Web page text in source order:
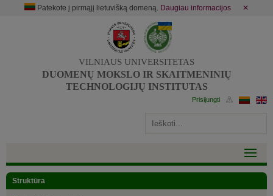
Patekote į pirmąjį lietuvišką domeną. Daugiau informacijos ✕
VILNIAUS UNIVERSITETAS
DUOMENŲ MOKSLO IR SKAITMENINIŲ
TECHNOLOGIJŲ INSTITUTAS
Struktūra